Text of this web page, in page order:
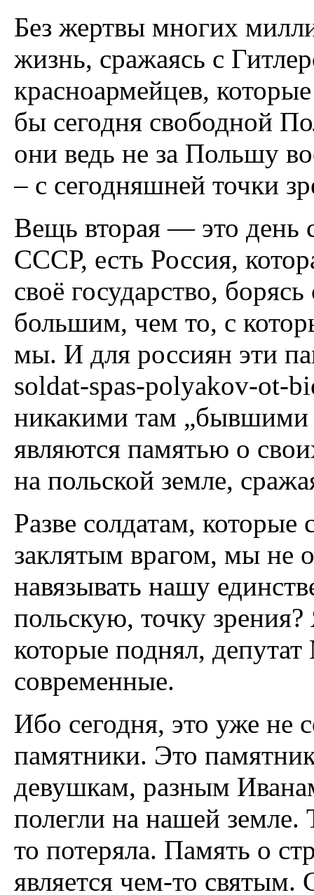
Без жертвы многих
жизнь, сражаясь с
красноармейцев,
бы сегодня свободной
они ведь не за Польшу
– с сегодняшней точки
Вещь вторая — это день
СССР, есть Россия,
своё государство,
большим, чем то, с
мы. И для россиян эти
soldat-spas-polyakov-ot-
никакими там „бывшими
являются памятью о
на польской земле,
Разве солдатам,
заклятым врагом, мы
навязывать нашу
польскую, точку
которые поднял,
современные.
Ибо сегодня, это уже не
памятники. Это
девушкам, разным
полегли на нашей земле.
то потеряла. Память о
является чем-то святым.